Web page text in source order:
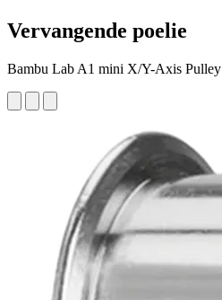
Vervangende poelie
Bambu Lab A1 mini X/Y-Axis Pulley